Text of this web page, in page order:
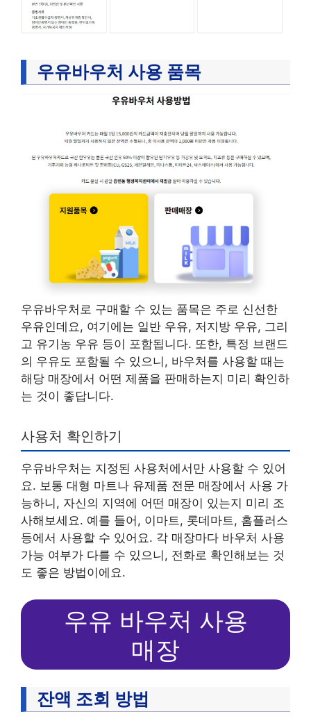
우유바우처 사용 품목
우유바우처로 구매할 수 있는 품목은 주로 신선한
우유인데요, 여기에는 일반 우유, 저지방 우유, 그리
고 유기농 우유 등이 포함됩니다. 또한, 특정 브랜드
의 우유도 포함될 수 있으니, 바우처를 사용할 때는
해당 매장에서 어떤 제품을 판매하는지 미리 확인하
는 것이 좋답니다.
사용처 확인하기
우유바우처는 지정된 사용처에서만 사용할 수 있어
요. 보통 대형 마트나 유제품 전문 매장에서 사용 가
능하니, 자신의 지역에 어떤 매장이 있는지 미리 조
사해보세요. 예를 들어, 이마트, 롯데마트, 홈플러스
등에서 사용할 수 있어요. 각 매장마다 바우처 사용
가능 여부가 다를 수 있으니, 전화로 확인해보는 것
도 좋은 방법이에요.
우유 바우처 사용
매장
잔액 조회 방법